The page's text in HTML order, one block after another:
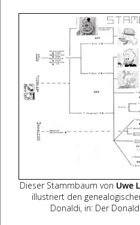
Dieser Stammbaum von Uwe
illustriert den
Donaldi, in: Der